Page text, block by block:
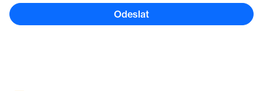
Odeslat